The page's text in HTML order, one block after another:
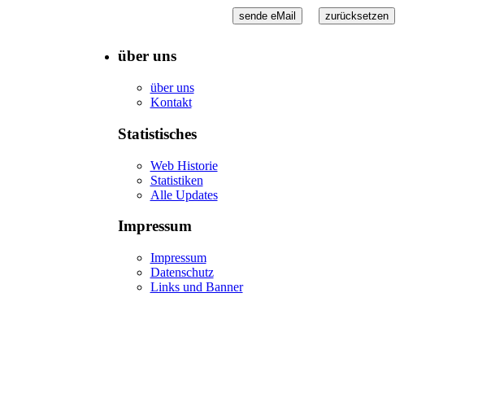
über uns
über uns
Kontakt
Statistisches
Web Historie
Statistiken
Alle Updates
Impressum
Impressum
Datenschutz
Links und Banner